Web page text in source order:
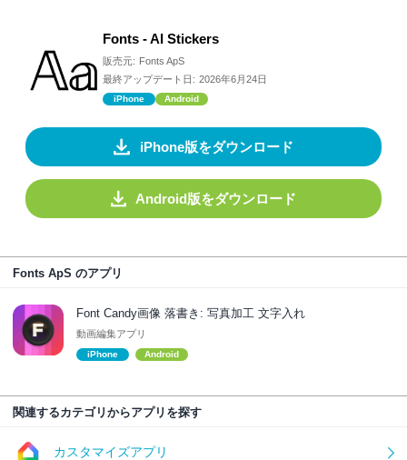
Fonts - AI Stickers
販売元: Fonts ApS
最終アップデート日: 2026年6月24日
iPhone Android
iPhone版をダウンロード
Android版をダウンロード
Fonts ApS のアプリ
Font Candy画像 落書き: 写真加工 文字入れ
動画編集アプリ
iPhone Android
関連するカテゴリからアプリを探す
カスタマイズアプリ